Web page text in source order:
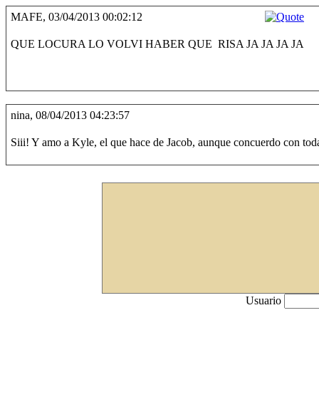
MAFE, 03/04/2013 00:02:12
QUE LOCURA LO VOLVI HABER QUE RISA JA JA JA JA
nina, 08/04/2013 04:23:57
Siii! Y amo a Kyle, el que hace de Jacob, aunque concuerdo con
Usuario